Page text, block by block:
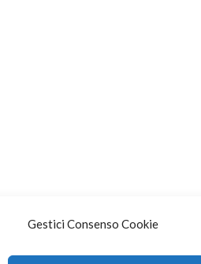
Gestici Consenso Cookie